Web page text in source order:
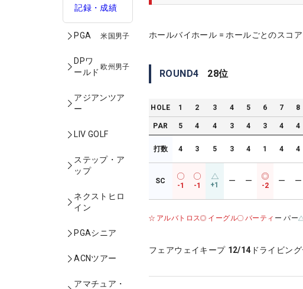
記録・成績
PGA 米国男子
DPワ
ールド
欧州男子
アジアンツア
ー
LIV GOLF
ステップ・ア
ップ
ネクストヒロ
イン
PGAシニア
ACNツアー
アマチュア・
ホールバイホール = ホールごとのスコア
ROUND4 28位
HOLE 1 2 3 4 5 6 7 8
PAR 5 4 4 3 4 3 4 4
打数 4 3 5 3 4 1 4 4
SC
-1 -1 +1 ー ー
-2
ー ー
アルバトロス イーグル バーティ ー パー
フェアウェイキープ 12/14 ドライビン